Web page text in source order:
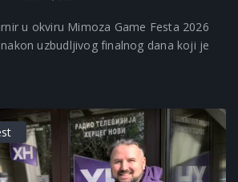
u okviru Mimoza Game Festa 2026
uzbudljivog finalnog dana koji je